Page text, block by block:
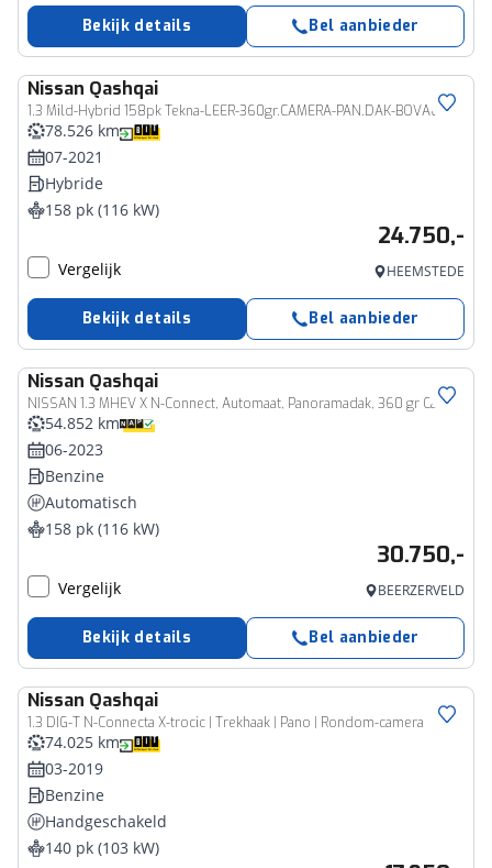
Bekijk details Bel aanbieder
Nissan Qashqai
1.3 Mild-Hybrid 158pk Tekna-LEER-360gr.CAMERA-PAN.DAK-BOVAG
78.526 km
07-2021
Hybride
158 pk (116 kW)
24.750,-
Vergelijk HEEMSTEDE
Bekijk details Bel aanbieder
Nissan Qashqai
NISSAN 1.3 MHEV X N-Connect, Automaat, Panoramadak, 360 gr Camera
54.852 km
06-2023
Benzine
Automatisch
158 pk (116 kW)
30.750,-
Vergelijk BEERZERVELD
Bekijk details Bel aanbieder
Nissan Qashqai
1.3 DIG-T N-Connecta X-trocic | Trekhaak | Pano | Rondom-camera
74.025 km
03-2019
Benzine
Handgeschakeld
140 pk (103 kW)